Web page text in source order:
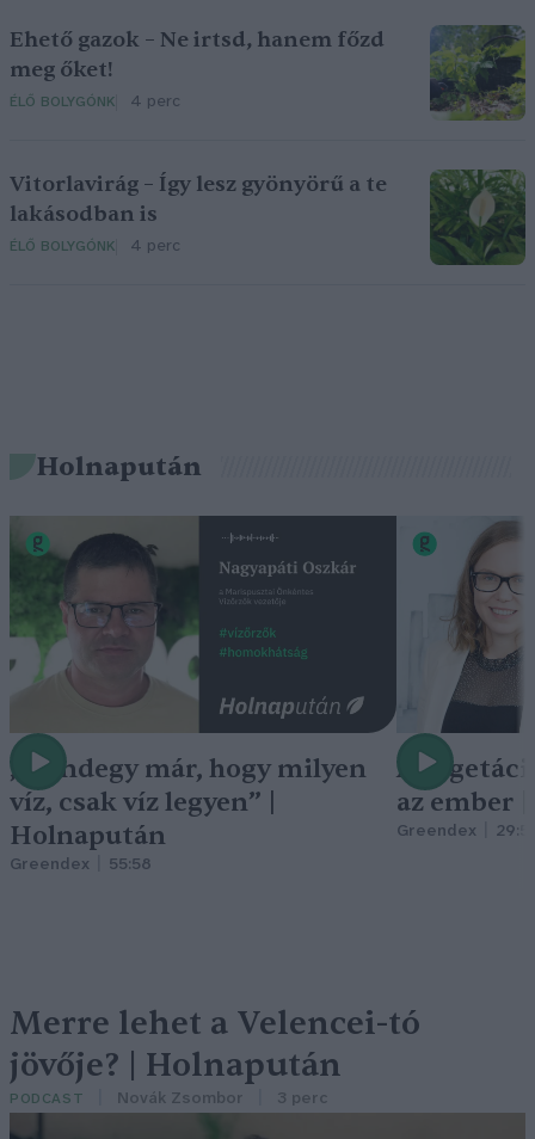
Ehető gazok – Ne irtsd, hanem főzd
meg őket!
ÉLŐ BOLYGÓNK 4 perc
Vitorlavirág – Így lesz gyönyörű a te
lakásodban is
ÉLŐ BOLYGÓNK 4 perc
Holnapután
„Mindegy már, hogy milyen
víz, csak víz legyen” |
Holnapután
Greendex 55:58
A
az ember
Greendex
Merre lehet a Velencei-tó
jövője? | Holnapután
PODCAST Novák Zsombor 3 perc